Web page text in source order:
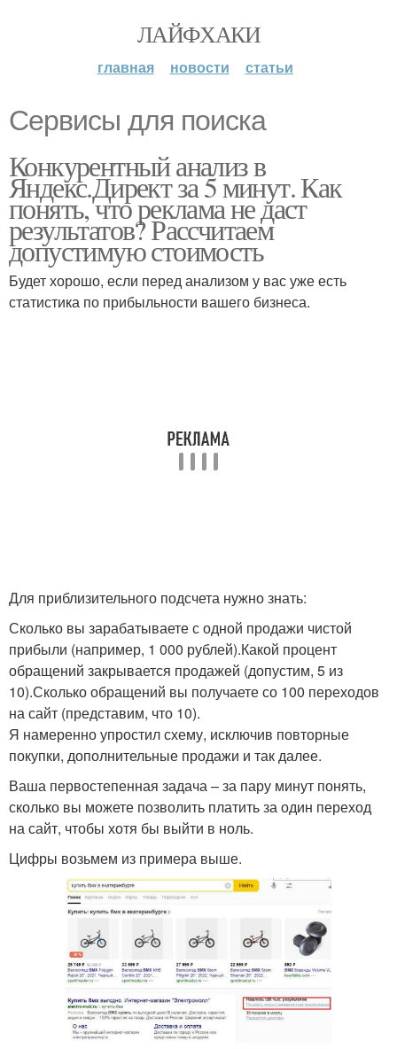
ЛАЙФХАКИ
главная новости статьи
Сервисы для поиска
Конкурентный анализ в
Яндекс.Директ за 5 минут. Как
понять, что реклама не даст
результатов? Рассчитаем
допустимую стоимость
Будет хорошо, если перед анализом у вас уже есть
статистика по прибыльности вашего бизнеса.
Для приблизительного подсчета нужно знать:
Сколько вы зарабатываете с одной продажи чистой
прибыли (например, 1 000 рублей).Какой процент
обращений закрывается продажей (допустим, 5 из
10).Сколько обращений вы получаете со 100 переходов
на сайт (представим, что 10).
Я намеренно упростил схему, исключив повторные
покупки, дополнительные продажи и так далее.
Ваша первостепенная задача – за пару минут понять,
сколько вы можете позволить платить за один переход
на сайт, чтобы хотя бы выйти в ноль.
Цифры возьмем из примера выше.